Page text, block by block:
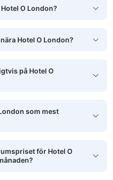
O London?
Hotel O London?
på Hotel O
som mest
för Hotel O